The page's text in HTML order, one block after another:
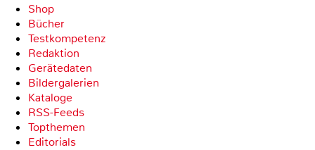
Shop
Bücher
Testkompetenz
Redaktion
Gerätedaten
Bildergalerien
Kataloge
RSS-Feeds
Topthemen
Editorials